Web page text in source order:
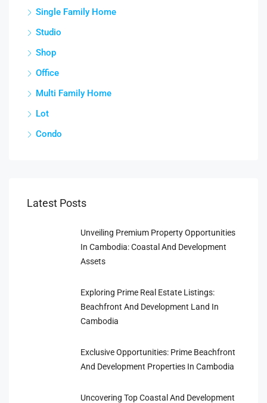
Single Family Home
Studio
Shop
Office
Multi Family Home
Lot
Condo
Latest Posts
Unveiling Premium Property Opportunities
In Cambodia: Coastal And Development
Assets
Exploring Prime Real Estate Listings:
Beachfront And Development Land In
Cambodia
Exclusive Opportunities: Prime Beachfront
And Development Properties In Cambodia
Uncovering Top Coastal And Development